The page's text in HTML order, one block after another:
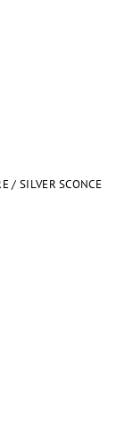
/ SILVER SCONCE